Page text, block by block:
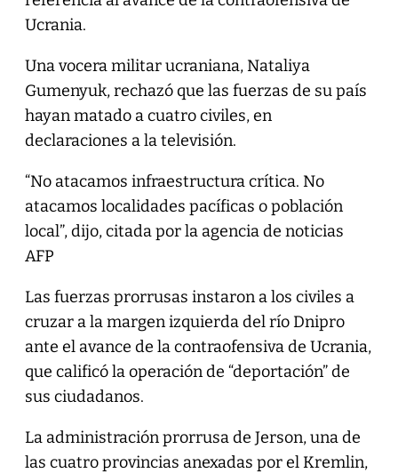
Ucrania.
Una vocera militar ucraniana, Nataliya
Gumenyuk, rechazó que las fuerzas de su país
hayan matado a cuatro civiles, en
declaraciones a la televisión.
“No atacamos infraestructura crítica. No
atacamos localidades pacíficas o población
local”, dijo, citada por la agencia de noticias
AFP
Las fuerzas prorrusas instaron a los civiles a
cruzar a la margen izquierda del río Dnipro
ante el avance de la contraofensiva de Ucrania,
que calificó la operación de “deportación” de
sus ciudadanos.
La administración prorrusa de Jerson, una de
las cuatro provincias anexadas por el Kremlin,